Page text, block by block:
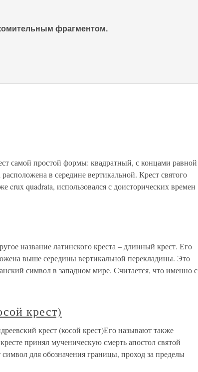
фрагментом.
самой простой формы: квадратный, с концами равной
в середине вертикальной. Крест святого
crux quadrata, использовался с доисторических времен
название латинского креста – длинный крест. Его
выше середины вертикальной перекладины. Это
символ в западном мире. Считается, что именно с
крест)
крест (косой крест)Его называют также
принял мученическую смерть апостол святой
для обозначения границы, проход за пределы